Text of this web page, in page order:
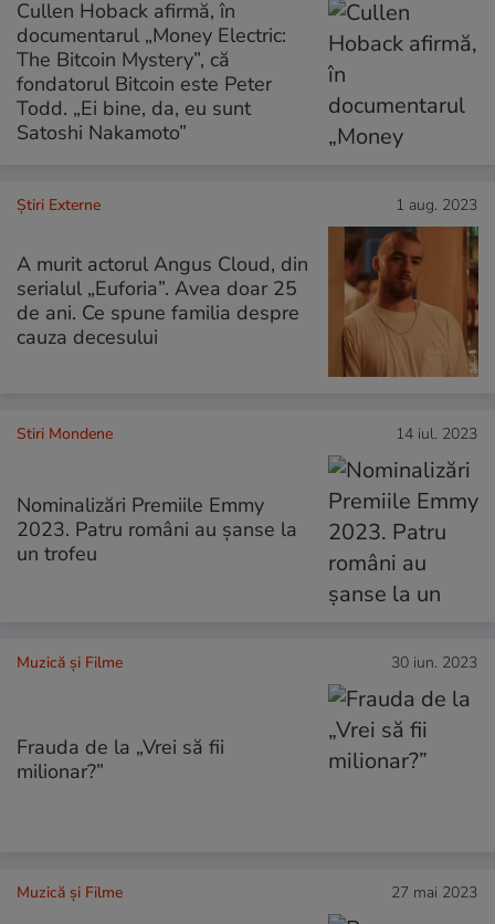
Cullen Hoback afirmă, în
documentarul „Money Electric:
The Bitcoin Mystery”, că
fondatorul Bitcoin este Peter
Todd. „Ei bine, da, eu sunt
Satoshi Nakamoto”
Știri Externe 1 aug. 2023
A murit actorul Angus Cloud, din
serialul „Euforia”. Avea doar 25
de ani. Ce spune familia despre
cauza decesului
Stiri Mondene 14 iul. 2023
Nominalizări Premiile Emmy
2023. Patru români au șanse la
un trofeu
Muzică și Filme 30 iun. 2023
Frauda de la „Vrei să fii
milionar?”
Muzică și Filme 27 mai 2023